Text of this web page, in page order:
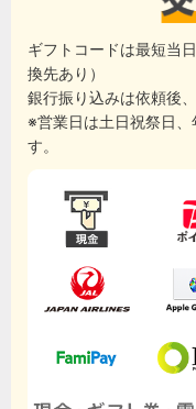
ギフトコードは最短当
換先あり）
銀行振り込みは依頼後
※営業日は土日祝祭日
す。